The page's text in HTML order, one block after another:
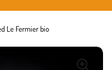
Le Fermier bio